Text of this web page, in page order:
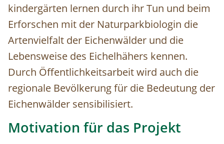
kindergärten lernen durch ihr Tun und beim
Erforschen mit der Naturparkbiologin die
Artenvielfalt der Eichenwälder und die
Lebensweise des Eichelhähers kennen.
Durch Öffentlichkeitsarbeit wird auch die
regionale Bevölkerung für die Bedeutung der
Eichenwälder sensibilisiert.
Motivation für das Projekt